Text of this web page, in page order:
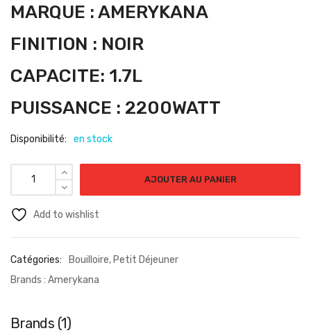
MARQUE : AMERYKANA
FINITION : NOIR
CAPACITE: 1.7L
PUISSANCE : 2200WATT
Disponibilité: en stock
AJOUTER AU PANIER
Add to wishlist
Catégories: Bouilloire, Petit Déjeuner
Brands : Amerykana
Brands (1)